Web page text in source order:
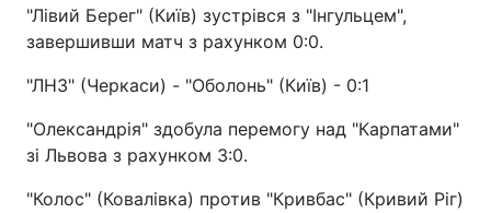
"Лівий Берег" (Київ) зустрівся з "Інгульцем",
завершивши матч з рахунком 0:0.
"ЛНЗ" (Черкаси) - "Оболонь" (Київ) - 0:1
"Олександрія" здобула перемогу над "Карпатами"
зі Львова з рахунком 3:0.
"Колос" (Ковалівка) против "Кривбас" (Кривий Ріг)